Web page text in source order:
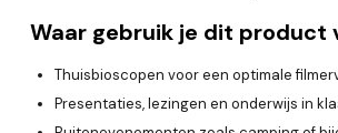
Waar gebruik je dit product
Thuisbioscopen voor een optimale
Presentaties, lezingen en onderwijs in